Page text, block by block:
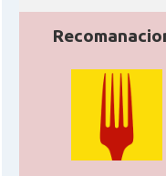
CAMON
CAMON